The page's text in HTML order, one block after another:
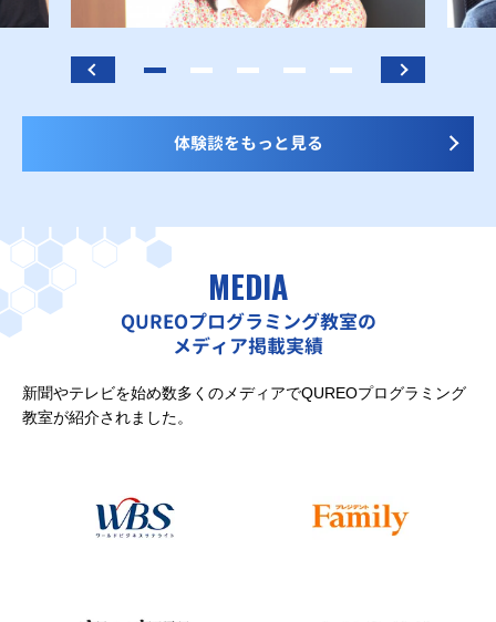
体験談をもっと見る
MEDIA
QUREOプログラミング教室の
メディア掲載実績
新聞やテレビを始め数多くのメディアでQUREOプログラミング
教室が紹介されました。